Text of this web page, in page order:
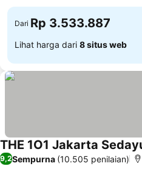
Dari Rp 3.533.887
Lihat harga dari 8 situs web
THE 1O1 Jakarta
9,2Sempurna (10.505 penilaian)